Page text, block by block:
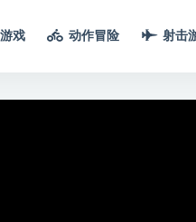
戏 动作冒险 射击